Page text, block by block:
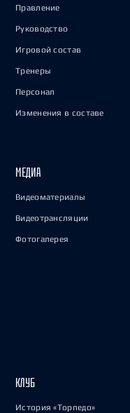
Правление
Руководство
Игровой состав
Тренеры
Персонал
Изменения в составе
МЕДИА
Видеоматериалы
Видеотрансляции
Фотогалерея
КЛУБ
История «Торпедо»